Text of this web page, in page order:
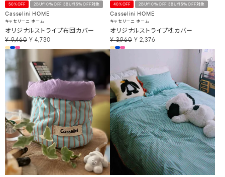
50%OFF 2BUY10％OFF 3BUY15％OFF対象
Casselini HOME
キャセリーニ ホーム
オリジナルストライプ布団カバー
¥ 9,460 ¥ 4,730
40%OFF 2BUY10％OFF 3BUY15％OFF対象
Casselini HOME
キャセリーニ ホーム
オリジナルストライプ枕カバー
¥ 3,960 ¥ 2,376